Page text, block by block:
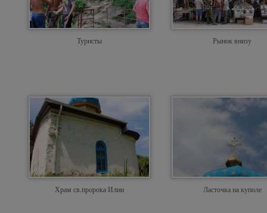
Туристы Рынок внизу
Храм св.пророка Илии Ласточка на куполе